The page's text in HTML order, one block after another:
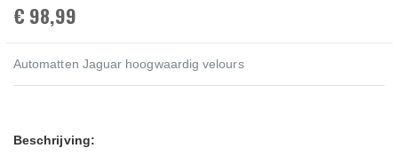
€ 98,99
Automatten Jaguar hoogwaardig velours
Beschrijving: